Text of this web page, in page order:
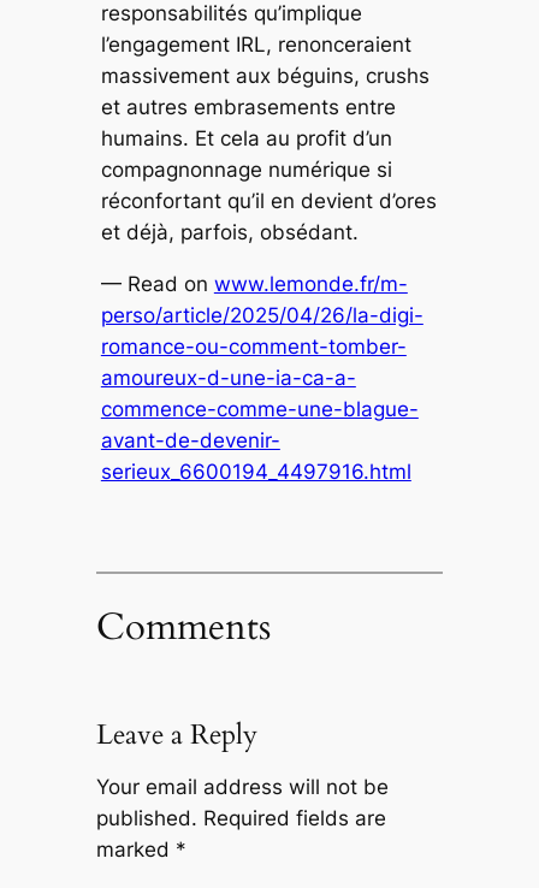
responsabilités qu’implique
l’engagement IRL, renonceraient
massivement aux béguins, crushs
et autres embrasements entre
humains. Et cela au profit d’un
compagnonnage numérique si
réconfortant qu’il en devient d’ores
et déjà, parfois, obsédant.
— Read on www.lemonde.fr/m-
perso/article/2025/04/26/la-digi-
romance-ou-comment-tomber-
amoureux-d-une-ia-ca-a-
commence-comme-une-blague-
avant-de-devenir-
serieux_6600194_4497916.html
Comments
Leave a Reply
Your email address will not be
published. Required fields are
marked *